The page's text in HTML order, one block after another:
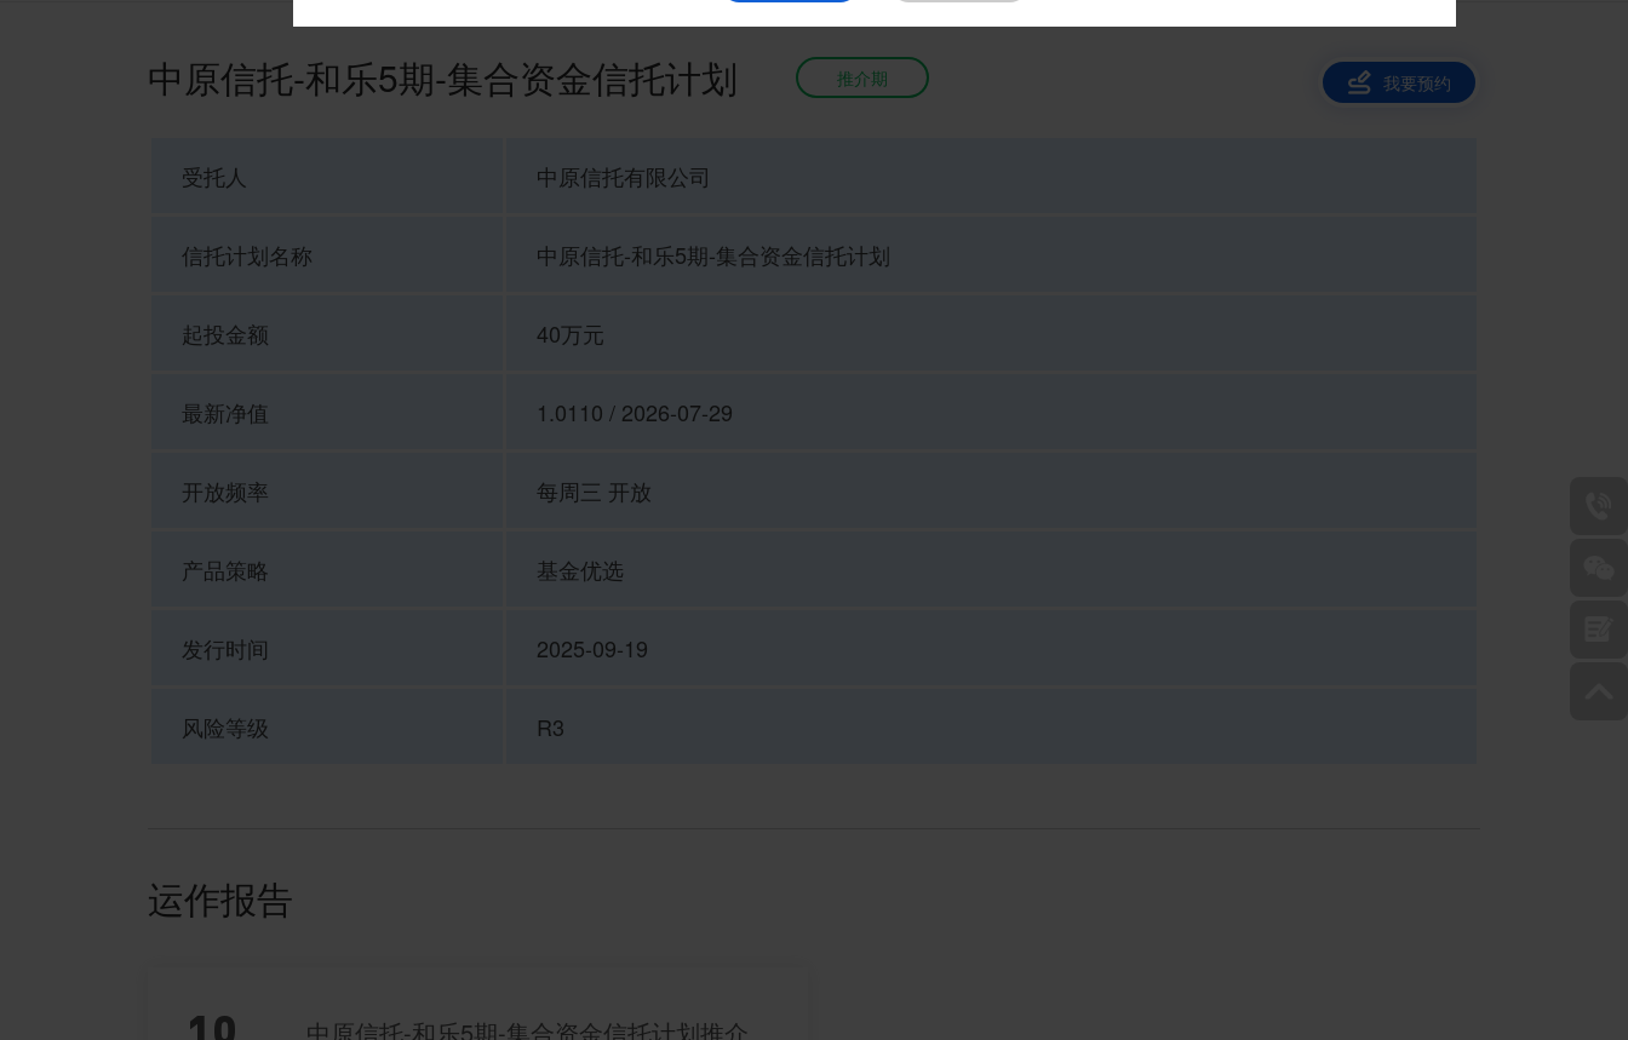
中原信托-和乐5期-集合资金信托计划 推介期 我要预约
受托人 中原信托有限公司
信托计划名称 中原信托-和乐5期-集合资金信托计划
起投金额 40万元
最新净值 1.0110 / 2026-07-29
开放频率 每周三 开放
产品策略 基金优选
发行时间 2025-09-19
风险等级 R3
运作报告
中原信托-和乐5期-集合资金信托计划推介